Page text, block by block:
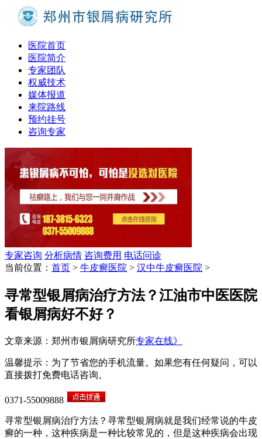
医院首页
医院简介
专家团队
权威技术
媒体报道
来院路线
预约挂号
咨询专家
专家咨询 分析病情 咨询费用 电话问诊
当前位置： 首页 > 牛皮癣医院 > 汉中牛皮癣医院 >
寻常型银屑病治疗方法？江油市中医医院
看银屑病好不好？
文章来源：郑州市银屑病研究所专家在线》
温馨提示：为了节省您的手机流量。如果您有任何疑问，可以
直接拨打免费电话咨询。
0371-55009888
寻常型银屑病治疗方法？寻常型银屑病就是我们经常说的牛皮
癣的一种，这种疾病是一种比较常见的，但是这种疾病会出现